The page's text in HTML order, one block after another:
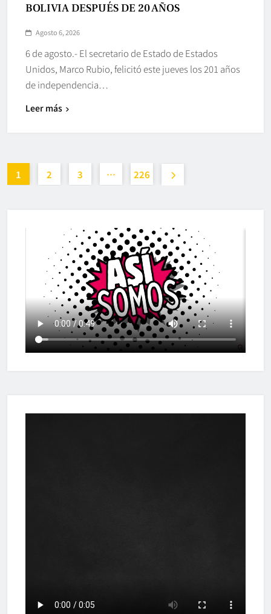
BOLIVIA DESPUÉS DE 20 AÑOS
Agosto 6, 2026
6 de agosto.- El secretario de Estado de Estados
Unidos, Marco Rubio, felicitó este jueves los 201 años
de independencia…
Leer más
1 2 3 … 226